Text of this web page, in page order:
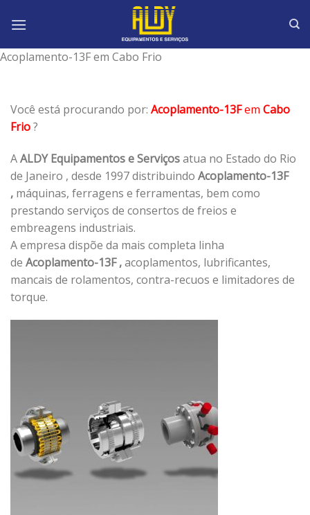
Acoplamento-13F em Cabo Frio
Você está procurando por: Acoplamento-13Fem Cabo
Frio?
AALDY Equipamentos e Serviçosatua no Estado do Rio
de Janeiro , desde 1997 distribuindo Acoplamento-13F
, máquinas, ferragens e ferramentas, bem como
prestando serviços de consertos de freios e
embreagens industriais.
A empresa dispõe da mais completa linha
de Acoplamento-13F ,acoplamentos, lubrificantes,
mancais de rolamentos, contra-recuos e limitadores de
torque.